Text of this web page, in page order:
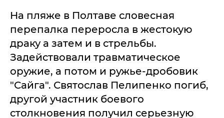
На пляже в Полтаве словесная
перепалка переросла в жестокую
драку а затем и в стрельбы.
Задействовали травматическое
оружие, а потом и ружье-дробовик
"Сайга". Святослав Пелипенко погиб,
другой участник боевого
столкновения получил серьезную